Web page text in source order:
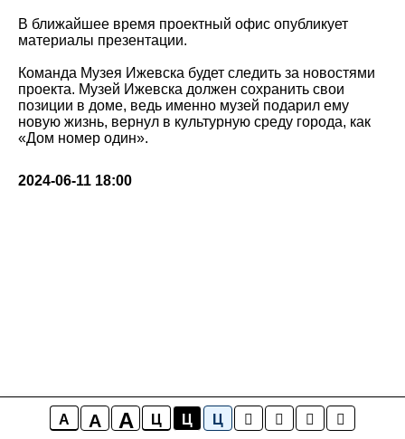
A A A Ц Ц Ц
В ближайшее время проектный офис опубликует
материалы презентации.
Команда Музея Ижевска будет следить за новостями
проекта. Музей Ижевска должен сохранить свои
позиции в доме, ведь именно музей подарил ему
новую жизнь, вернул в культурную среду города, как
«Дом номер один».
2024-06-11 18:00